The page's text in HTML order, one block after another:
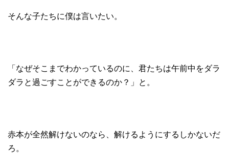
そんな子たちに僕は言いたい。
「なぜそこまでわかっているのに、君たちは午前中をダラ
ダラと過ごすことができるのか？」と。
赤本が全然解けないのなら、解けるようにするしかないだ
ろ。